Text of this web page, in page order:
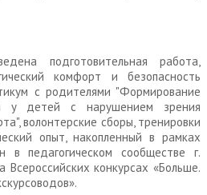
подготовительная работа,
комфорт и безопасность
с родителями "Формирование
у детей с нарушением зрения
волонтерские сборы, тренировки
опыт, накопленный в рамках
в педагогическом сообществе г.
Всероссийских конкурсах «Больше.